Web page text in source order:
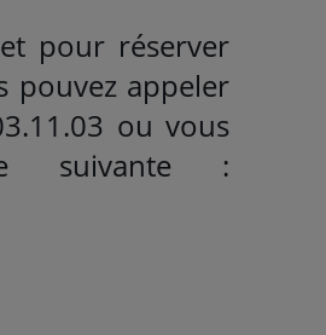
pour réserver
pouvez appeler
ou vous
suivante :